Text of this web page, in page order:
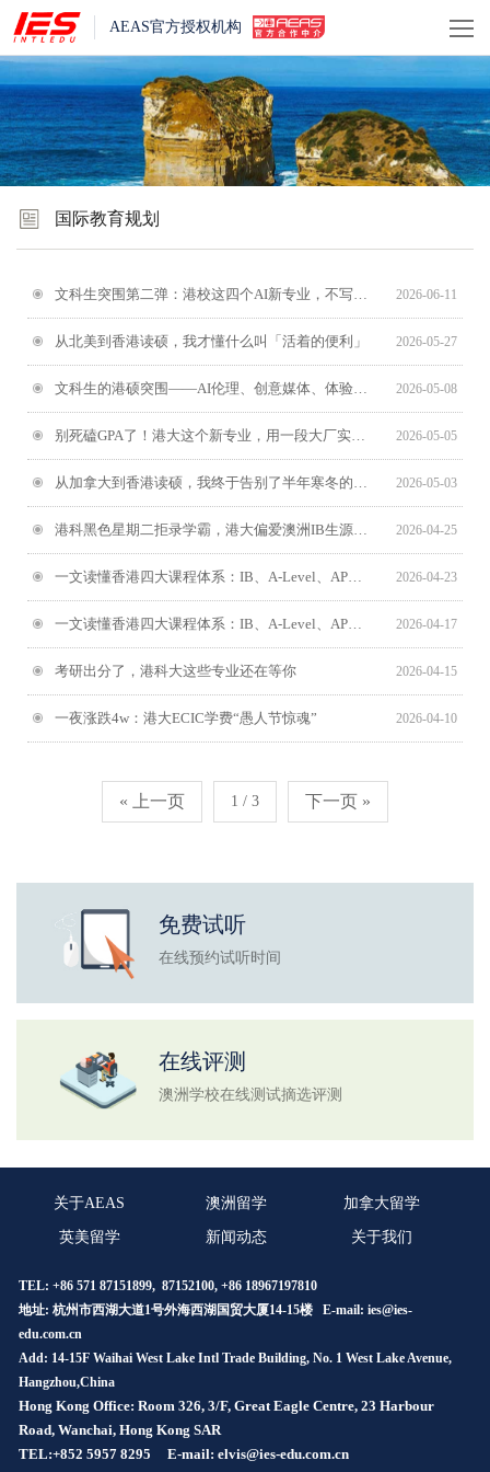
AEAS官方授权机构
国际教育规划
2026-06-11
文科生突围第二弹：港校这四个AI新专业，不写代码也能上车
2026-05-27
从北美到香港读硕，我才懂什么叫「活着的便利」
2026-05-08
文科生的港硕突围——AI伦理、创意媒体、体验经济领导力
2026-05-05
别死磕GPA了！港大这个新专业，用一段大厂实习就能敲开门
2026-05-03
从加拿大到香港读硕，我终于告别了半年寒冬的留学生活
2026-04-25
港科黑色星期二拒录学霸，港大偏爱澳洲IB生源：港校申请的残酷底层逻辑，终于藏不住了
2026-04-23
一文读懂香港四大课程体系：IB、A-Level、AP、DSE怎么选？（下）
2026-04-17
一文读懂香港四大课程体系：IB、A-Level、AP、DSE怎么选？（上）
2026-04-15
考研出分了，港科大这些专业还在等你
2026-04-10
一夜涨跌4w：港大ECIC学费“愚人节惊魂”
« 上一页 1 / 3 下一页 »
免费试听
在线预约试听时间
在线评测
澳洲学校在线测试摘选评测
关于AEAS 澳洲留学 加拿大留学
英美留学 新闻动态 关于我们
TEL: +86 571 87151899, 87152100, +86 18967197810
地址: 杭州市西湖大道1号外海西湖国贸大厦14-15楼 E-mail: ies@ies-
edu.com.cn
Add: 14-15F Waihai West Lake Intl Trade Building, No. 1 West Lake Avenue,
Hangzhou,China
Hong Kong Office: Room 326, 3/F, Great Eagle Centre, 23 Harbour
Road, Wanchai, Hong Kong SAR
TEL:+852 5957 8295
E-mail: elvis@ies-edu.com.cn